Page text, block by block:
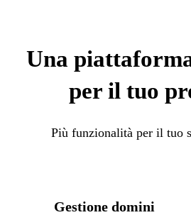
Una
per il tuo
Più funzionalità per il tuo
Gestione domini